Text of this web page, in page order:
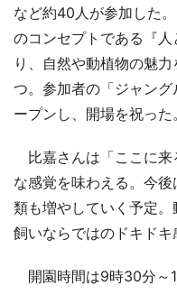
など約40人が参加した
のコンセプトである『
り、自然や動植物の魅
つ。参加者の「ジャン
ープンし、開場を祝った。
比嘉さんは「ここに来
な感覚を味わえる。今
類も増やしていく予定
飼いならではのドキドキ
開園時間は9時30分～